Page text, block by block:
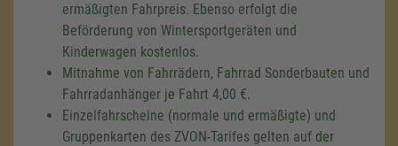
ermäßigten Fahrpreis. Ebenso erfolgt die
Beförderung von Wintersportgeräten und
Kinderwagen kostenlos.
Mitnahme von Fahrrädern, Fahrrad Sonderbauten und
Fahrradanhänger je Fahrt 4,00 €.
Einzelfahrscheine (normale und ermäßigte) und
Gruppenkarten des ZVON-Tarifes gelten auf der